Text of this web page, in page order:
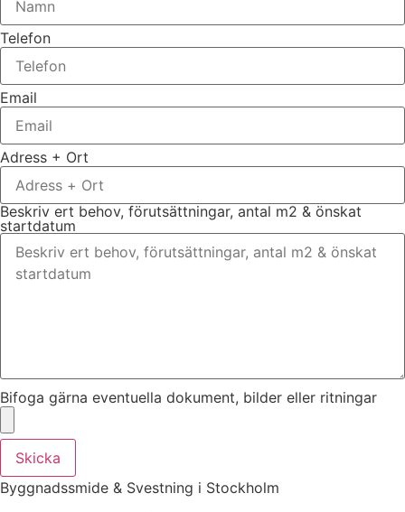
Telefon
Email
Adress + Ort
Beskriv ert behov, förutsättningar, antal m2 & önskat
startdatum
Bifoga gärna eventuella dokument, bilder eller ritningar
Skicka
Byggnadssmide & Svestning i Stockholm